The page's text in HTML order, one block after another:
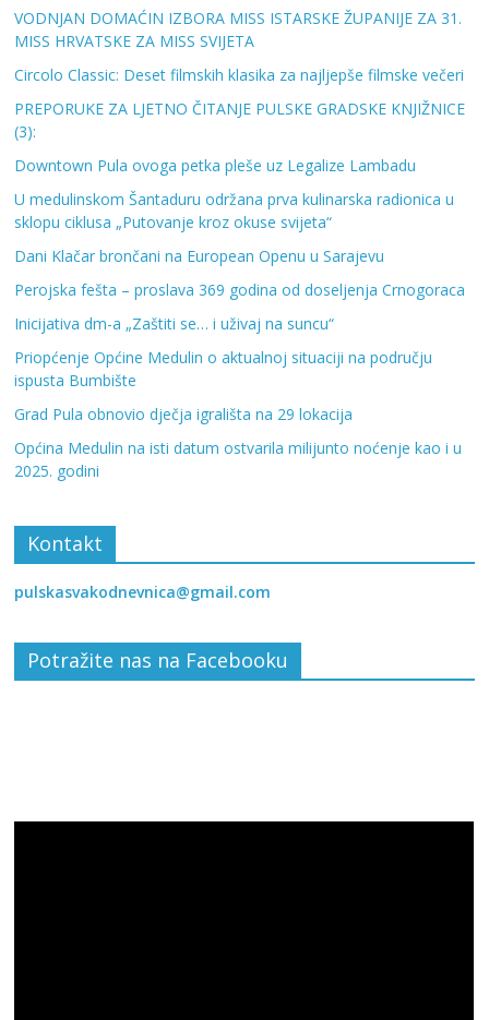
VODNJAN DOMAĆIN IZBORA MISS ISTARSKE ŽUPANIJE ZA 31.
MISS HRVATSKE ZA MISS SVIJETA
Circolo Classic: Deset filmskih klasika za najljepše filmske večeri
PREPORUKE ZA LJETNO ČITANJE PULSKE GRADSKE KNJIŽNICE
(3):
Downtown Pula ovoga petka pleše uz Legalize Lambadu
U medulinskom Šantaduru održana prva kulinarska radionica u
sklopu ciklusa „Putovanje kroz okuse svijeta“
Dani Klačar brončani na European Openu u Sarajevu
Perojska fešta – proslava 369 godina od doseljenja Crnogoraca
Inicijativa dm-a „Zaštiti se… i uživaj na suncu“
Priopćenje Općine Medulin o aktualnoj situaciji na području
ispusta Bumbište
Grad Pula obnovio dječja igrališta na 29 lokacija
Općina Medulin na isti datum ostvarila milijunto noćenje kao i u
2025. godini
Kontakt
pulskasvakodnevnica@gmail.com
Potražite nas na Facebooku